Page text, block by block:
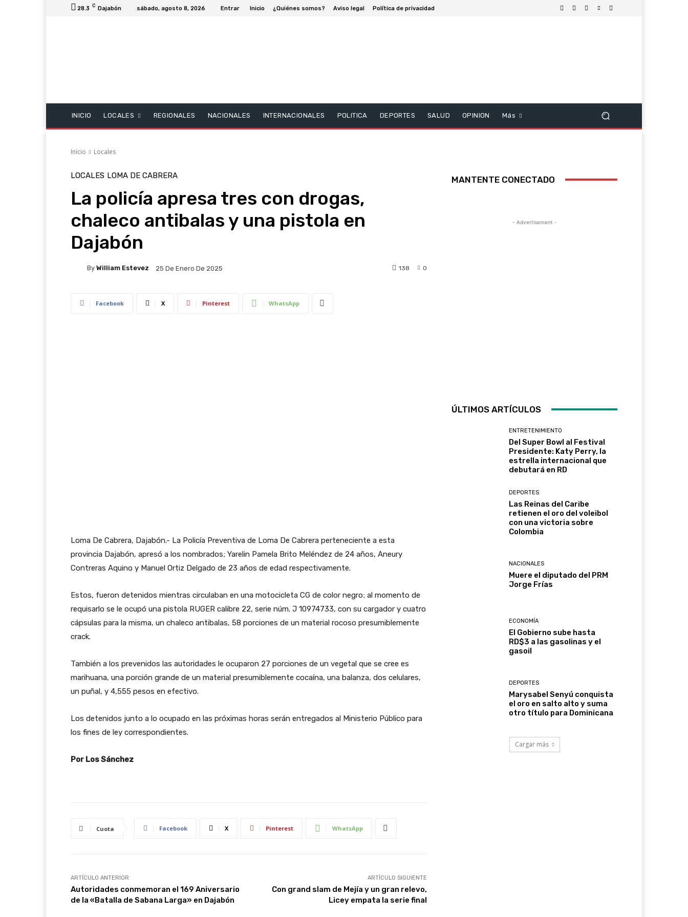
28.3 C Dajabón sábado, agosto 8, 2026 Entrar Inicio ¿Quiénes somos? Aviso legal Política de privacidad
INICIO LOCALES REGIONALES NACIONALES INTERNACIONALES POLITICA DEPORTES SALUD OPINION Más
Inicio Locales
LOCALES LOMA DE CABRERA
La policía apresa tres con drogas,
chaleco antibalas y una pistola en
Dajabón
By William Estevez 25 De Enero De 2025 0
138
Facebook X Pinterest WhatsApp
Loma De Cabrera, Dajabón.- La Policía Preventiva de Loma De Cabrera perteneciente a esta
provincia Dajabón, apresó a los nombrados; Yarelin Pamela Brito Meléndez de 24 años, Aneury
Contreras Aquino y Manuel Ortiz Delgado de 23 años de edad respectivamente.
Estos, fueron detenidos mientras circulaban en una motocicleta CG de color negro; al momento de
requisarlo se le ocupó una pistola RUGER calibre 22, serie núm. J 10974733, con su cargador y cuatro
cápsulas para la misma, un chaleco antibalas, 58 porciones de un material rocoso presumiblemente
crack.
También a los prevenidos las autoridades le ocuparon 27 porciones de un vegetal que se cree es
marihuana, una porción grande de un material presumiblemente cocaína, una balanza, dos celulares,
un puñal, y 4,555 pesos en efectivo.
Los detenidos junto a lo ocupado en las próximas horas serán entregados al Ministerio Público para
los fines de ley correspondientes.
Por Los Sánchez
Cuota Facebook X Pinterest WhatsApp
ARTÍCULO ANTERIOR
Autoridades conmemoran el 169 Aniversario
de la «Batalla de Sabana Larga» en Dajabón
ARTÍCULO SIGUIENTE
Con grand slam de Mejía y un gran relevo,
Licey empata la serie final
MANTENTE CONECTADO
- Advertisement -
ÚLTIMOS ARTÍCULOS
ENTRETENIMIENTO
Del Super Bowl al Festival
Presidente: Katy Perry, la
estrella internacional que
debutará en RD
DEPORTES
Las Reinas del Caribe
retienen el oro del voleibol
con una victoria sobre
Colombia
NACIONALES
Muere el diputado del PRM
Jorge Frías
ECONOMÍA
El Gobierno sube hasta
RD$3 a las gasolinas y el
gasoil
DEPORTES
Marysabel Senyú conquista
el oro en salto alto y suma
otro título para Dominicana
Cargar más